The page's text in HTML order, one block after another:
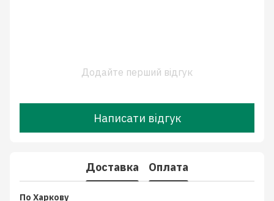
Додайте перший відгук
Написати відгук
Доставка Оплата
По Харкову